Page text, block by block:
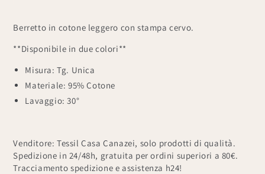
Berretto in cotone leggero con stampa cervo.
**Disponibile in due colori**
Misura: Tg. Unica
Materiale: 95% Cotone
Lavaggio: 30°
Venditore: Tessil Casa Canazei, solo prodotti di qualità.
Spedizione in 24/48h, gratuita per ordini superiori a 80€.
Tracciamento spedizione e assistenza h24!